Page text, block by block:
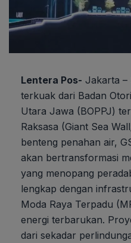
Lentera Pos- Jakarta –
terkuak dari Badan
Utara Jawa (BOPPJ)
Raksasa (Giant Sea
benteng penahan air,
akan bertransformasi
yang menopang
lengkap dengan
Moda Raya Terpadu
energi terbarukan.
dari sekadar